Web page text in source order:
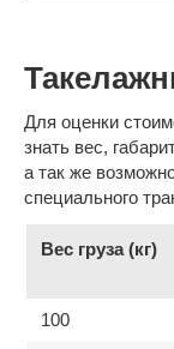
Для оценки
знать вес,
а так же
специального
Вес груза (кг)
100